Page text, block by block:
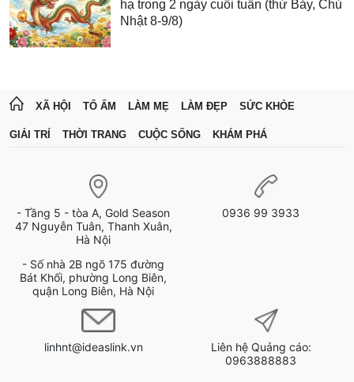
hạ trong 2 ngày cuối tuần (thứ Bảy, Chủ
Nhật 8-9/8)
XÃ HỘI TỔ ẤM LÀM MẸ LÀM ĐẸP SỨC KHỎE
GIẢI TRÍ THỜI TRANG CUỘC SỐNG KHÁM PHÁ
- Tầng 5 - tòa A, Gold Season
47 Nguyễn Tuân, Thanh Xuân,
Hà Nội
- Số nhà 2B ngõ 175 đường
Bát Khối, phường Long Biên,
quận Long Biên, Hà Nội
0936 99 3933
linhnt@ideaslink.vn
Liên hệ Quảng cáo:
0963888883